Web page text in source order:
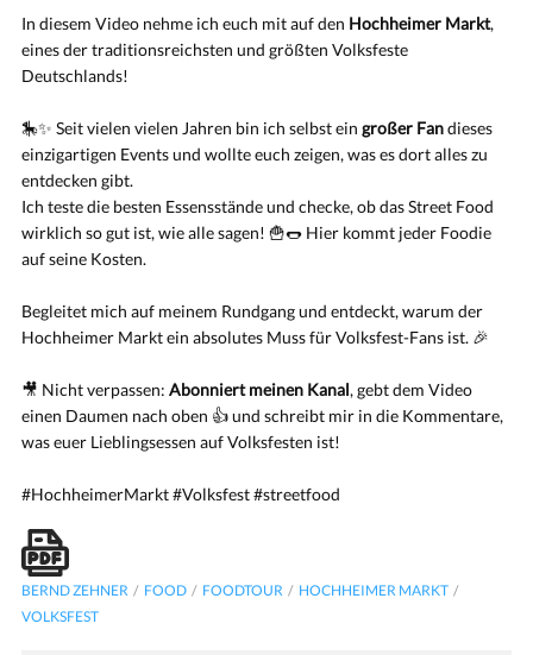
In diesem Video nehme ich euch mit auf den Hochheimer Markt,
eines der traditionsreichsten und größten Volksfeste
Deutschlands!
🎠✨ Seit vielen vielen Jahren bin ich selbst ein großer Fandieses
einzigartigen Events und wollte euch zeigen, was es dort alles zu
entdecken gibt.
Ich teste die besten Essensstände und checke, ob das Street Food
wirklich so gut ist, wie alle sagen! 🍟🌭 Hier kommt jeder Foodie
auf seine Kosten.
Begleitet mich auf meinem Rundgang und entdeckt, warum der
Hochheimer Markt ein absolutes Muss für Volksfest-Fans ist. 🎉
🎥 Nicht verpassen: Abonniert meinen Kanal, gebt dem Video
einen Daumen nach oben 👍 und schreibt mir in die Kommentare,
was euer Lieblingsessen auf Volksfesten ist!
#HochheimerMarkt #Volksfest #streetfood
BERND ZEHNER FOOD FOODTOUR
HOCHHEIMER MARKT
VOLKSFEST